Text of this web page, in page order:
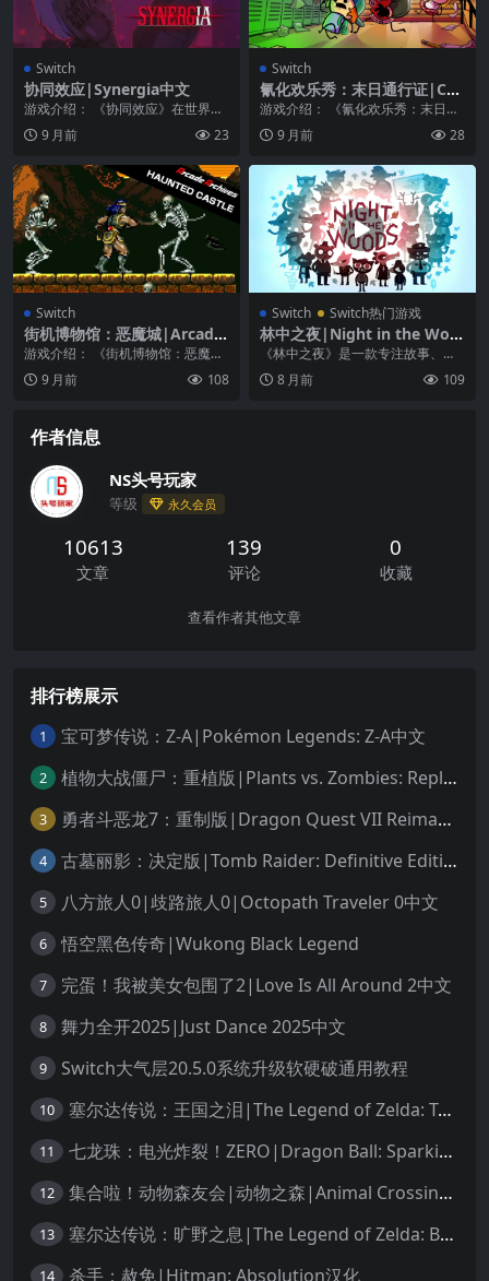
Switch
协同效应|Synergia中文
游戏介绍： 《协同效应》在世界的
尽头，有时爱是终极的犯罪。 在这
部以赛博朋克为主...
9 月前 23
Switch
氰化欢乐秀：末日通行证|Cya
nide & Happiness: Freakpo
calypse
游戏介绍： 《氰化欢乐秀：末日通
行证》是一款具有黑色幽默、喜剧
味道的冒险游戏。玩...
9 月前 28
Switch
街机博物馆：恶魔城|Arcade
Archives: Haunted Castle
游戏介绍： 《街机博物馆：恶魔
城》传奇将再次流血。 《恶魔城》
是科乐美于1988...
9 月前 108
Switch Switch热门游戏
林中之夜|Night in the Woo
ds
《林中之夜》是一款专注故事、角
色以及探索的冒险游戏，还有一些
平台动作元素在里面。...
8 月前 109
作者信息
NS头号玩家
等级 永久会员
10613
文章
139
评论
0
收藏
查看作者其他文章
排行榜展示
1 宝可梦传说：Z-A|Pokémon Legends: Z-A中文
2 植物大战僵尸：重植版|Plants vs. Zombies: Replanted中文
3 勇者斗恶龙7：重制版|Dragon Quest VII Reimagined中文
4 古墓丽影：决定版|Tomb Raider: Definitive Edition中文
5 八方旅人0|歧路旅人0|Octopath Traveler 0中文
6 悟空黑色传奇|Wukong Black Legend
7 完蛋！我被美女包围了2|Love Is All Around 2中文
8 舞力全开2025|Just Dance 2025中文
9 Switch大气层20.5.0系统升级软硬破通用教程
10 塞尔达传说：王国之泪|The Legend of Zelda: Tears of the Kingdom中文
11 七龙珠：电光炸裂！ZERO|Dragon Ball: Sparking! Zero中文
12 集合啦！动物森友会|动物之森|Animal Crossing: New Horizons中文
13 塞尔达传说：旷野之息|The Legend of Zelda: Breath of the Wild中文
14 杀手：赦免|Hitman: Absolution汉化